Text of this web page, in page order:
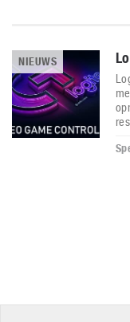
NIEUWS